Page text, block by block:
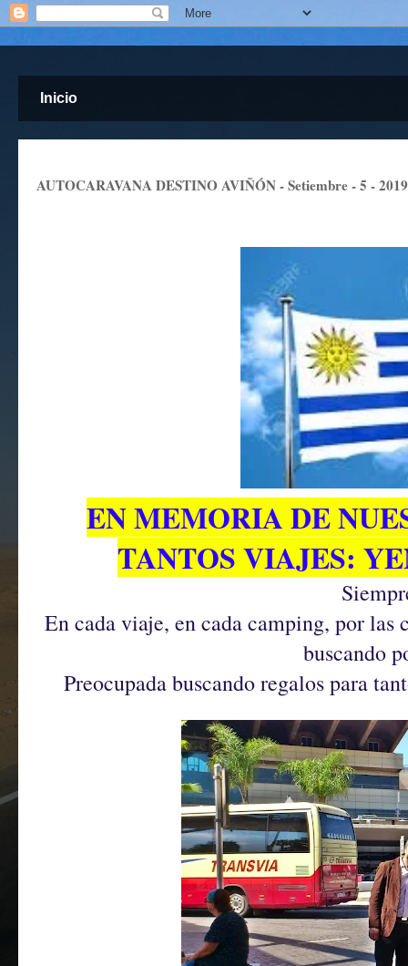
Inicio
AUTOCARAVANA DESTINO AVIÑÓN - Setiembre - 5 - 2019
EN MEMORIA DE
TANTOS VIAJES:
En cada viaje, en cada camping, por las
buscando
Preocupada buscando regalos para